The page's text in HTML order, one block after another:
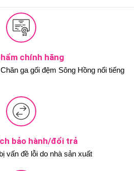
chính hãng
ga gối đệm Sông Hồng nổi tiếng
bảo hành/đổi trả
vấn đề lỗi do nhà sản xuất